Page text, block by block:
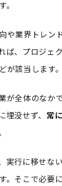
や業界トレン
ば、プロジェ
該当します。
が全体のな
没せず、 常
実行に移せな
そこで必要